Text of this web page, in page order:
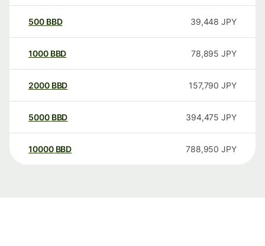
500 BBD 39,448 JPY
1000 BBD 78,895 JPY
2000 BBD 157,790 JPY
5000 BBD 394,475 JPY
10000 BBD 788,950 JPY